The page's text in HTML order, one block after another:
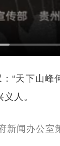
“天下山峰
人。
新闻办公室